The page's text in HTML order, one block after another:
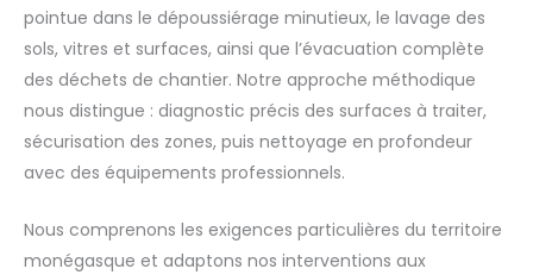
pointue dans le dépoussiérage minutieux, le lavage des
sols, vitres et surfaces, ainsi que l’évacuation complète
des déchets de chantier. Notre approche méthodique
nous distingue : diagnostic précis des surfaces à traiter,
sécurisation des zones, puis nettoyage en profondeur
avec des équipements professionnels.
Nous comprenons les exigences particulières du territoire
monégasque et adaptons nos interventions aux